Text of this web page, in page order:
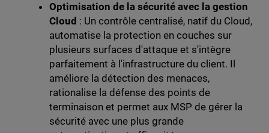
Optimisation de la sécurité avec la gestion
Cloud : Un contrôle centralisé, natif du Cloud,
automatise la protection en couches sur
plusieurs surfaces d'attaque et s'intègre
parfaitement à l'infrastructure du client. Il
améliore la détection des menaces,
rationalise la défense des points de
terminaison et permet aux MSP de gérer la
sécurité avec une plus grande